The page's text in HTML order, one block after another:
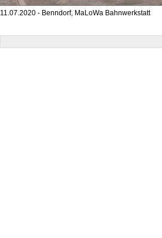
11.07.2020 - Benndorf, MaLoWa Bahnwerkstatt